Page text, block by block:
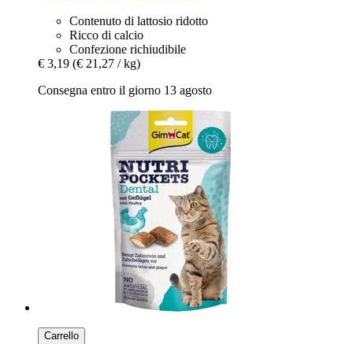
Contenuto di lattosio ridotto
Ricco di calcio
Confezione richiudibile
€ 3,19 (€ 21,27 / kg)
Consegna entro il giorno 13 agosto
Carrello